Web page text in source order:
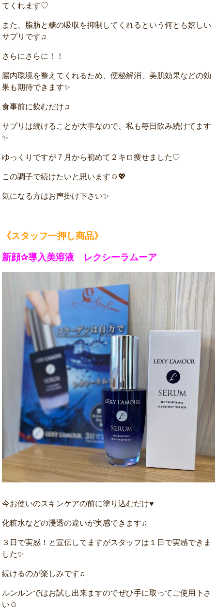
てくれます♡
また、脂肪と糖の吸収を抑制してくれるという何とも嬉しい
サプリです♫
さらにさらに！！
腸内環境を整えてくれるため、便秘解消、美肌効果などの効
果も期待できます✨
食事前に飲むだけ♫
サプリは続けることが大事なので、私も毎日飲み続けてます
✨
ゆっくりですが７月から初めて２キロ痩せました♡
この調子で続けたいと思います☺💖
気になる方はお声掛け下さい✨
《スタッフ一押し商品》
新顔✰導入美溶液 レクシーラムーア
今お使いのスキンケアの前に塗り込むだけ♥
化粧水などの浸透の違いが実感できます♫
３日で実感！と宣伝してますがスタッフは１日で実感できま
した✨
続けるのが楽しみです♫
ルンルンではお試し出来ますのでぜひ手に取ってご使用下さ
い☺